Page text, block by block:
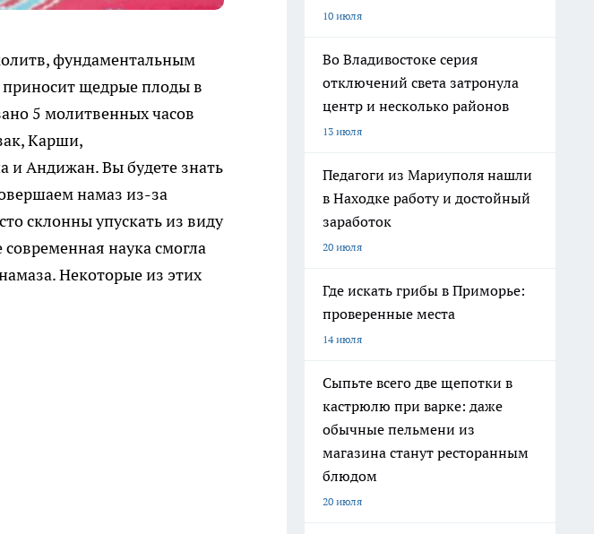
фундаментальным
щедрые плоды в
5 молитвенных часов
Карши,
и Андижан. Вы будете знать
намаз из-за
склонны упускать из виду
наука смогла
Некоторые из этих
10 июля
Во Владивостоке серия
отключений света затронула
центр и несколько районов
13 июля
Педагоги из Мариуполя нашли
в Находке работу и достойный
заработок
20 июля
Где искать грибы в Приморье:
проверенные места
14 июля
Сыпьте всего две щепотки в
кастрюлю при варке: даже
обычные пельмени из
магазина станут ресторанным
блюдом
20 июля